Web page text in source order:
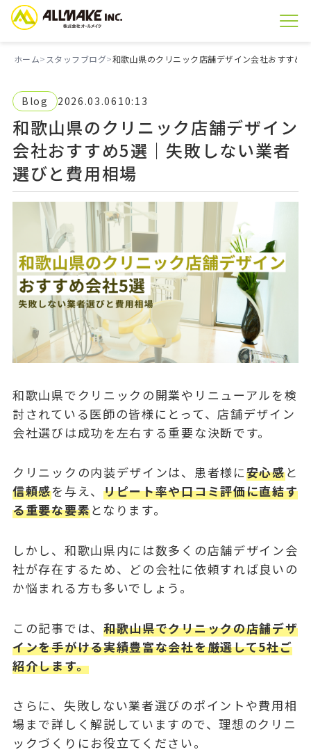
ホーム スタッフブログ 和歌山県のクリニック店舗デザイン会社おすすめ
Blog 2026.03.06 10:13
和歌山県のクリニック店舗デザイン
会社おすすめ5選｜失敗しない業者
選びと費用相場
和歌山県でクリニックの開業やリニューアルを検
討されている医師の皆様にとって、店舗デザイン
会社選びは成功を左右する重要な決断です。
クリニックの内装デザインは、患者様に安心感と
信頼感を与え、 リピート率や口コミ評価に直結す
る重要な要素となります。
しかし、和歌山県内には数多くの店舗デザイン会
社が存在するため、どの会社に依頼すれば良いの
か悩まれる方も多いでしょう。
この記事では、 和歌山県でクリニックの店舗デザ
インを手がける実績豊富な会社を厳選して5社ご
紹介します。
さらに、失敗しない業者選びのポイントや費用相
場まで詳しく解説していますので、理想のクリニ
ックづくりにお役立てください。